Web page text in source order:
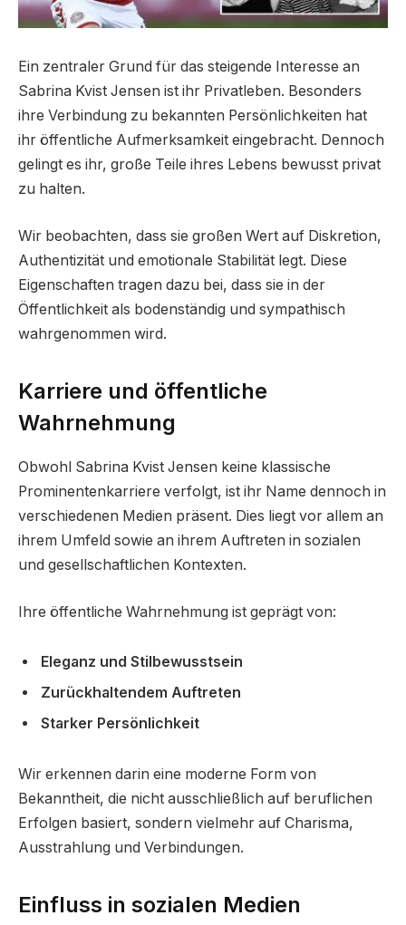
Ein zentraler Grund für das steigende Interesse an
Sabrina Kvist Jensen ist ihr Privatleben. Besonders
ihre Verbindung zu bekannten Persönlichkeiten hat
ihr öffentliche Aufmerksamkeit eingebracht. Dennoch
gelingt es ihr, große Teile ihres Lebens bewusst privat
zu halten.
Wir beobachten, dass sie großen Wert auf Diskretion,
Authentizität und emotionale Stabilität legt. Diese
Eigenschaften tragen dazu bei, dass sie in der
Öffentlichkeit als bodenständig und sympathisch
wahrgenommen wird.
Karriere und öffentliche
Wahrnehmung
Obwohl Sabrina Kvist Jensen keine klassische
Prominentenkarriere verfolgt, ist ihr Name dennoch in
verschiedenen Medien präsent. Dies liegt vor allem an
ihrem Umfeld sowie an ihrem Auftreten in sozialen
und gesellschaftlichen Kontexten.
Ihre öffentliche Wahrnehmung ist geprägt von:
Eleganz und Stilbewusstsein
Zurückhaltendem Auftreten
Starker Persönlichkeit
Wir erkennen darin eine moderne Form von
Bekanntheit, die nicht ausschließlich auf beruflichen
Erfolgen basiert, sondern vielmehr auf Charisma,
Ausstrahlung und Verbindungen.
Einfluss in sozialen Medien